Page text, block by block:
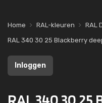
Home RAL-kleuren RAL
RAL 340 30 25 Blackberry
Inloggen